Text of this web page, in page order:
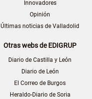
Innovadores
Opinión
Últimas noticias de Valladolid
Otras webs de EDIGRUP
Diario de Castilla y León
Diario de León
El Correo de Burgos
Heraldo-Diario de Soria